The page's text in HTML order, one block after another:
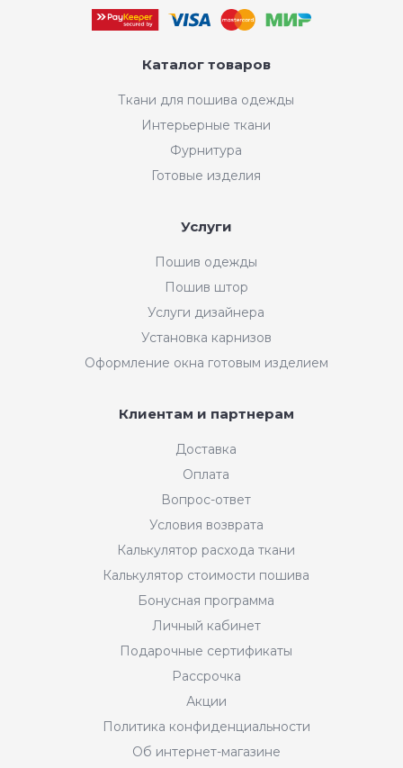
Каталог товаров
Ткани для пошива одежды
Интерьерные ткани
Фурнитура
Готовые изделия
Услуги
Пошив одежды
Пошив штор
Услуги дизайнера
Установка карнизов
Оформление окна готовым изделием
Клиентам и партнерам
Доставка
Оплата
Вопрос-ответ
Условия возврата
Калькулятор расхода ткани
Калькулятор стоимости пошива
Бонусная программа
Личный кабинет
Подарочные сертификаты
Рассрочка
Акции
Политика конфиденциальности
Об интернет-магазине